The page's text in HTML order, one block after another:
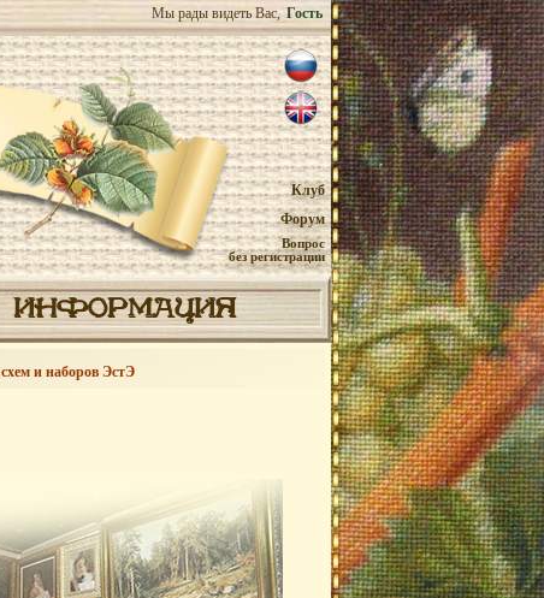
Мы рады видеть Вас, Гость
Клуб
Форум
Вопрос
без регистрации
ИНФОРМАЦИЯ
схем и наборов ЭстЭ